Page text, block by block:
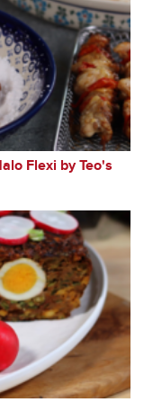
Flexi by Teo's